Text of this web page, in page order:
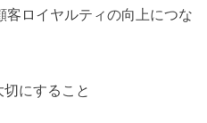
ロイヤルティの向上につな
にすること